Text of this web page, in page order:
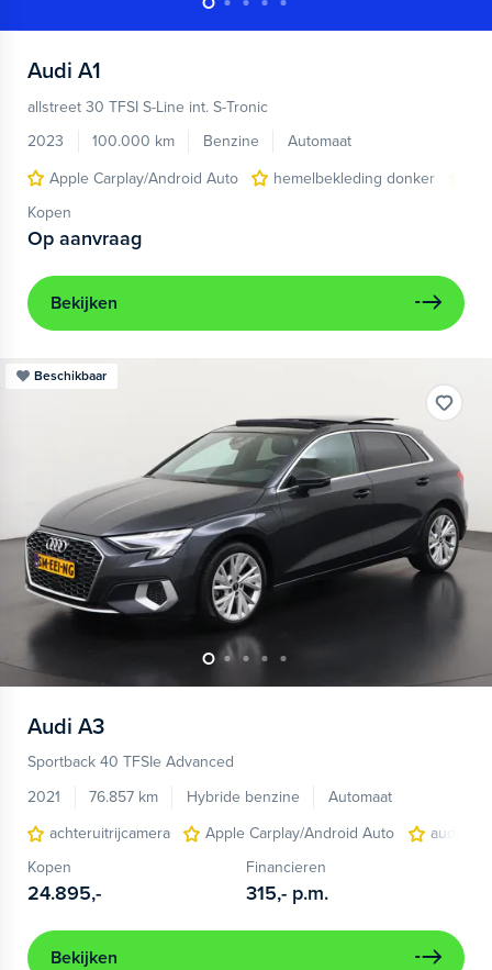
Audi A1
allstreet 30 TFSI S-Line int. S-Tronic
2023
100.000 km Benzine
Automaat
Apple Carplay/Android Auto
hemelbekleding donker
Kopen
Op aanvraag
Bekijken
Beschikbaar
Audi A3
Sportback 40 TFSIe Advanced
2021
76.857 km Hybride benzine
Automaat
achteruitrijcamera
Apple Carplay/Android Auto
audio
Kopen
24.895,-
Financieren
315,- p.m.
Bekijken